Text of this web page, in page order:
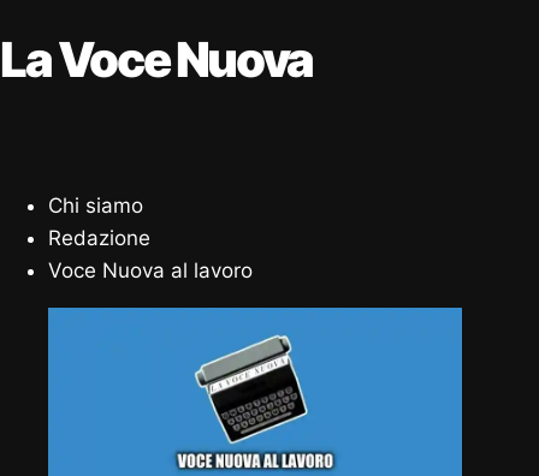
La Voce Nuova
Chi siamo
Redazione
Voce Nuova al lavoro